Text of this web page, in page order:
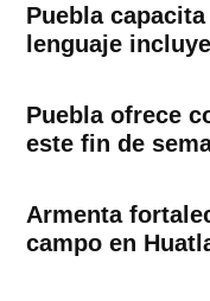
Puebla
lenguaje
Puebla ofrece
este fin de
Armenta
campo en